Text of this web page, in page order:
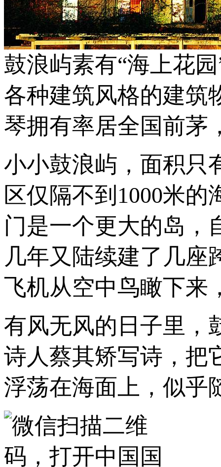
鼓浪屿素有“海上花
各种建筑风格的建筑
琴拥有率居全国前茅
小小鼓浪屿，面积只
区仅隔不到1000米
门是一个更大的岛，
几年又陆续建了几座
飞机从空中鸟瞰下来
有风无风的日子里，
诗人蔡其矫写诗，把
浮荡在海面上，似乎